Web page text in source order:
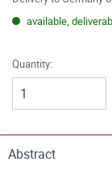
available,
Quantity:
Abstract